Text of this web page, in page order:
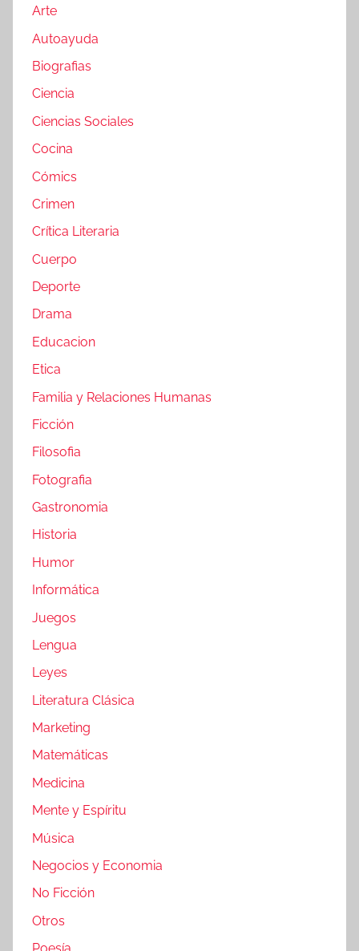
Arte
Autoayuda
Biografias
Ciencia
Ciencias Sociales
Cocina
Cómics
Crimen
Crítica Literaria
Cuerpo
Deporte
Drama
Educacion
Etica
Familia y Relaciones Humanas
Ficción
Filosofia
Fotografia
Gastronomia
Historia
Humor
Informática
Juegos
Lengua
Leyes
Literatura Clásica
Marketing
Matemáticas
Medicina
Mente y Espíritu
Música
Negocios y Economia
No Ficción
Otros